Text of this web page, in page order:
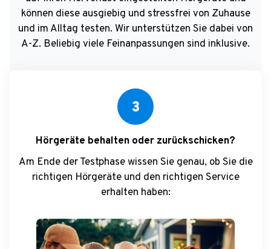
können diese ausgiebig und stressfrei von Zuhause
und im Alltag testen. Wir unterstützen Sie dabei von
A-Z. Beliebig viele Feinanpassungen sind inklusive.
3
Hörgeräte behalten oder zurückschicken?
Am Ende der Testphase wissen Sie genau, ob Sie die
richtigen Hörgeräte und den richtigen Service
erhalten haben: